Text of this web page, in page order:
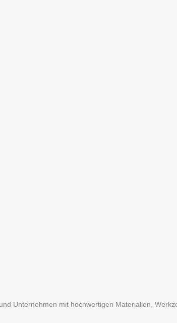
Unternehmen mit hochwertigen Materialien,